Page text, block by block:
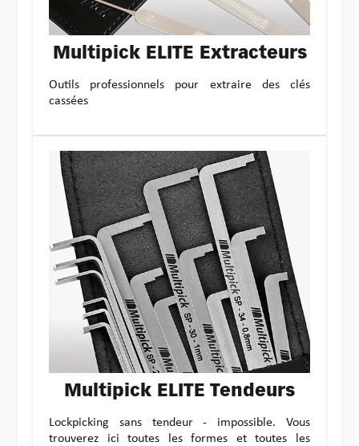
Multipick ELITE Extracteurs
Outils professionnels pour extraire des clés
cassées
Multipick ELITE Tendeurs
Lockpicking sans tendeur - impossible. Vous
trouverez ici toutes les formes et toutes les